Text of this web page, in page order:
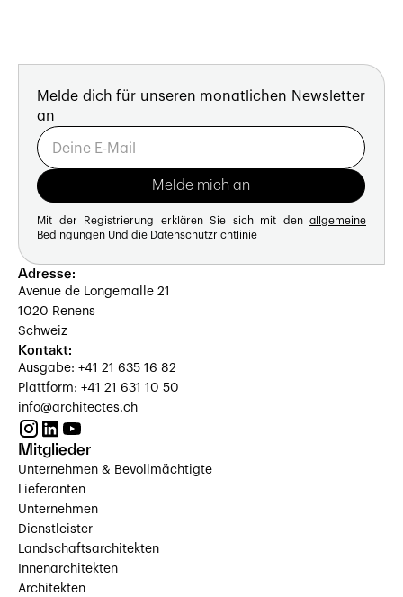
Melde dich für unseren monatlichen Newsletter
an
Mit der Registrierung erklären Sie sich mit den allgemeine
Bedingungen Und die Datenschutzrichtlinie
Adresse:
Avenue de Longemalle 21
1020 Renens
Schweiz
Kontakt:
Ausgabe: +41 21 635 16 82
Plattform: +41 21 631 10 50
info@architectes.ch
Mitglieder
Unternehmen & Bevollmächtigte
Lieferanten
Unternehmen
Dienstleister
Landschaftsarchitekten
Innenarchitekten
Architekten